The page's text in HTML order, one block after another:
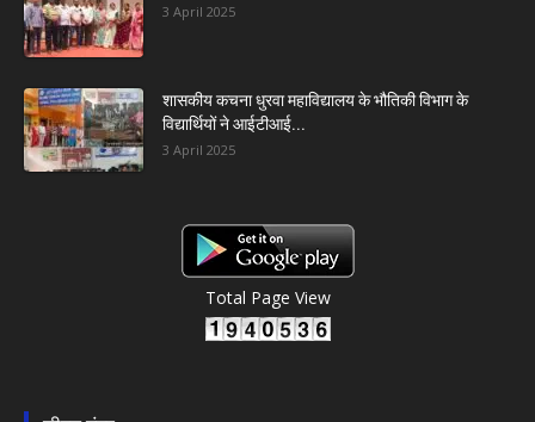
3 April 2025
शासकीय कचना धुरवा महाविद्यालय के भौतिकी विभाग के
विद्यार्थियों ने आईटीआई...
3 April 2025
Total Page View